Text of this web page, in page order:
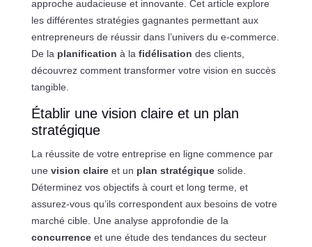
approche audacieuse et innovante. Cet article explore
les différentes stratégies gagnantes permettant aux
entrepreneurs de réussir dans l’univers du e-commerce.
De la planification à la fidélisation des clients,
découvrez comment transformer votre vision en succès
tangible.
Établir une vision claire et un plan
stratégique
La réussite de votre entreprise en ligne commence par
une vision claireet un plan stratégiquesolide.
Déterminez vos objectifs à court et long terme, et
assurez-vous qu’ils correspondent aux besoins de votre
marché cible. Une analyse approfondie de la
concurrenceet une étude des tendances du secteur